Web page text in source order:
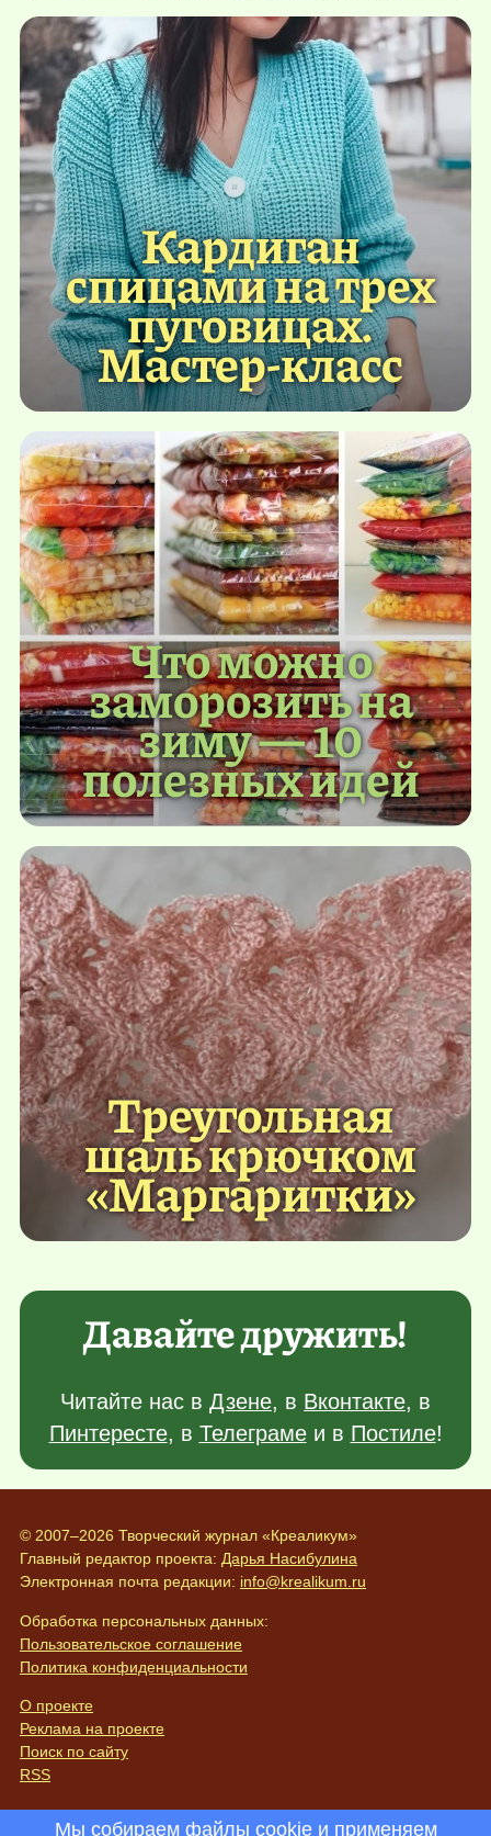
Кардиган
спицами на трех
пуговицах.
Мастер-класс
Что можно
заморозить на
зиму — 10
полезных идей
Треугольная
шаль крючком
«Маргаритки»
Давайте дружить!
Читайте нас в Дзене, в Вконтакте, в
Пинтересте, в Телеграмеи в Постиле!
© 2007–2026 Творческий журнал «Креаликум»
Главный редактор проекта: Дарья Насибулина
Электронная почта редакции: info@krealikum.ru
Обработка персональных данных:
Пользовательское соглашение
Политика конфиденциальности
О проекте
Реклама на проекте
Поиск по сайту
RSS
Мы собираем файлы cookie и применяем